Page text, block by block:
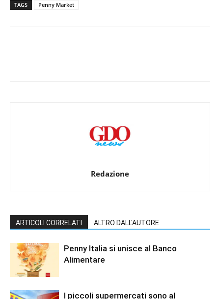
TAGS Penny Market
Redazione
ARTICOLI CORRELATI ALTRO DALL'AUTORE
Penny Italia si unisce al Banco
Alimentare
I piccoli supermercati sono al